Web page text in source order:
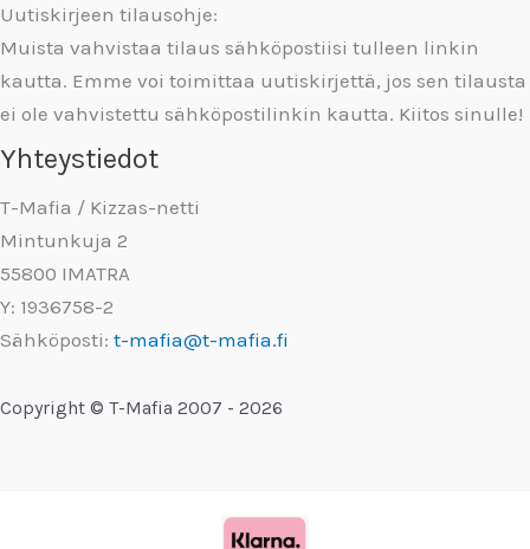
Uutiskirjeen tilausohje:
Muista vahvistaa tilaus sähköpostiisi tulleen linkin
kautta. Emme voi toimittaa uutiskirjettä, jos sen tilausta
ei ole vahvistettu sähköpostilinkin kautta. Kiitos sinulle!
Yhteystiedot
T-Mafia / Kizzas-netti
Mintunkuja 2
55800 IMATRA
Y: 1936758-2
Sähköposti: t-mafia@t-mafia.fi
Copyright © T-Mafia 2007 - 2026